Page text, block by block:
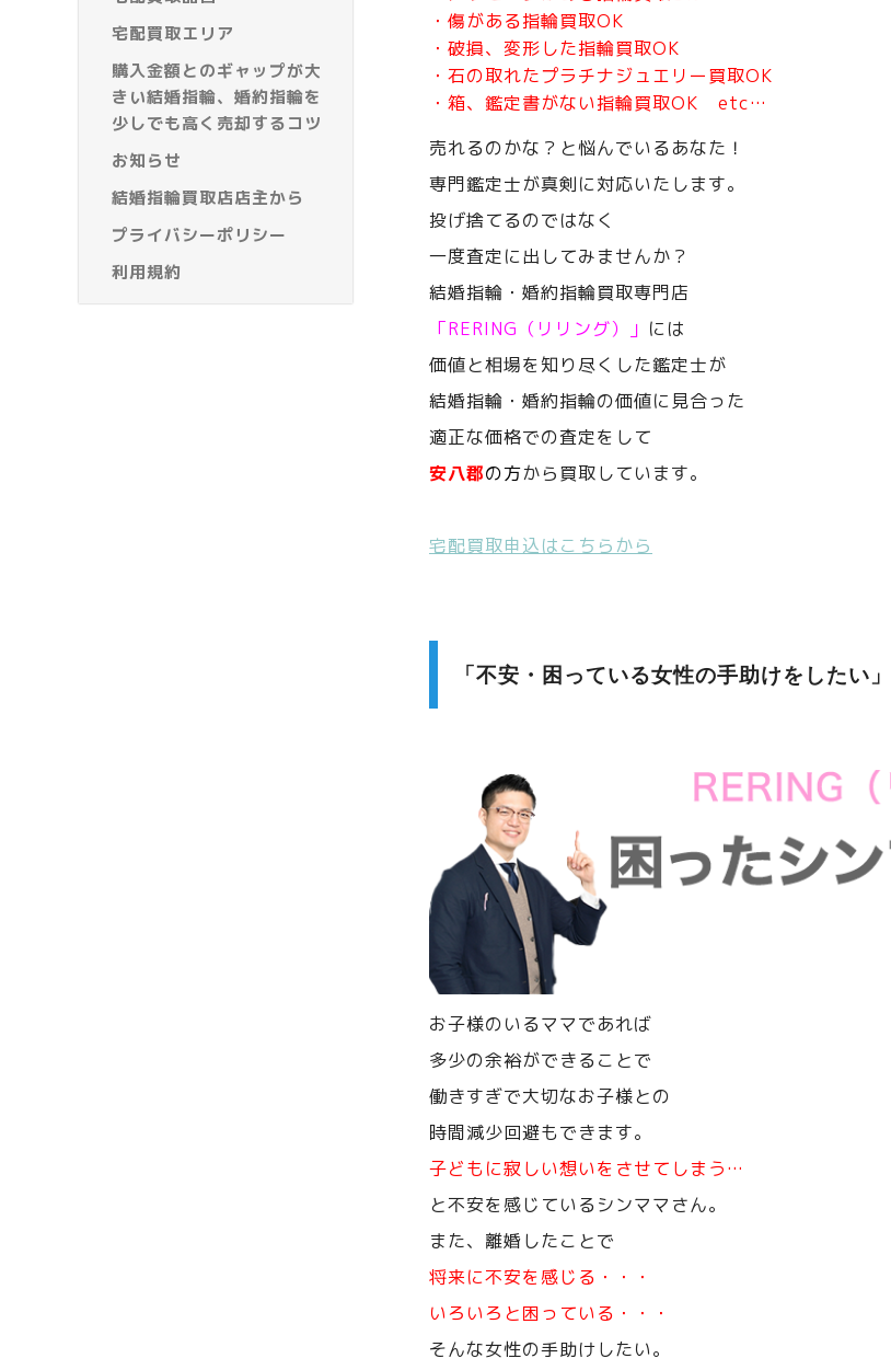
宅配買取エリア
購入金額とのギャップが大
きい結婚指輪、婚約指輪を
少しでも高く売却するコツ
お知らせ
結婚指輪買取店店主から
プライバシーポリシー
利用規約
・傷がある指輪買取OK
・破損、変形した指輪買取OK
・石の取れたプラチナジュエリー買取OK
・箱、鑑定書がない指輪買取OK etc…
売れるのかな？と悩んでいるあなた！
専門鑑定士が真剣に対応いたします。
投げ捨てるのではなく
一度査定に出してみませんか？
結婚指輪・婚約指輪買取専門店
「RERING（リリング）」 には
価値と相場を知り尽くした鑑定士が
結婚指輪・婚約指輪の価値に見合った
適正な価格での査定をして
安八郡の方から買取しています。
宅配買取申込はこちらから
「不安・困っている女性の手助けをしたい
お子様のいるママであれば
多少の余裕ができることで
働きすぎで大切なお子様との
時間減少回避もできます。
子どもに寂しい想いをさせてしまう…
と不安を感じているシンママさん。
また、離婚したことで
将来に不安を感じる・・・
いろいろと困っている・・・
そんな女性の手助けしたい。